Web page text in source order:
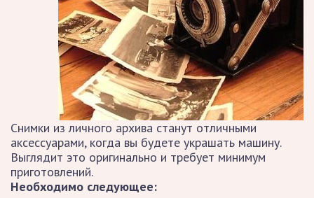
Снимки из личного архива станут отличными
аксессуарами, когда вы будете украшать машину.
Выглядит это оригинально и требует минимум
приготовлений.
Необходимо следующее: